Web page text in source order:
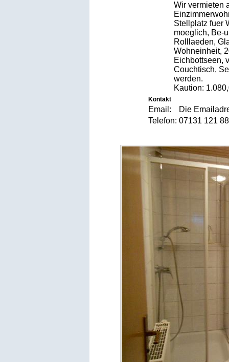
Wir vermieten
Stellplatz fuer
moeglich, Be-
Rolllaeden,
Wohneinheit,
Eichbottseen,
Couchtisch,
werden.
Kaution:
Kontakt
Email:
Die
Telefon: 07131 121